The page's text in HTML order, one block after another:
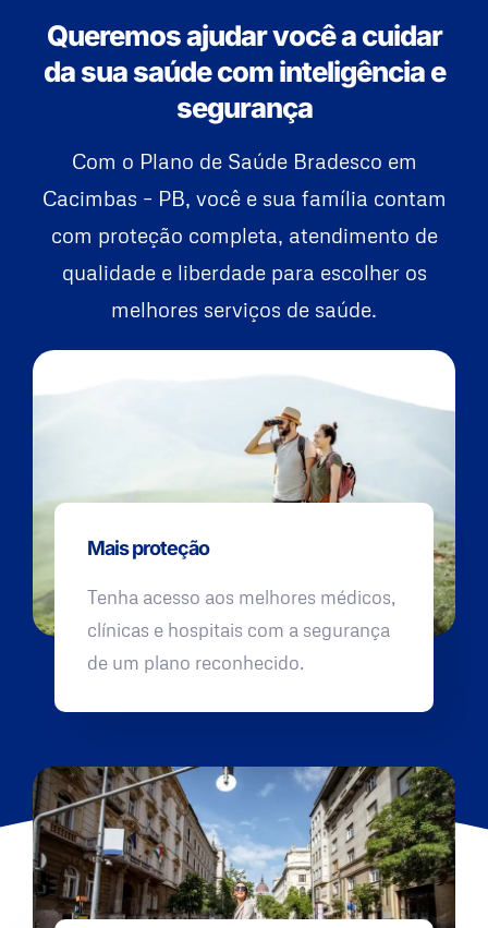
Queremos ajudar você a cuidar
da sua saúde com inteligência e
segurança
Com o Plano de Saúde Bradesco em
Cacimbas – PB, você e sua família contam
com proteção completa, atendimento de
qualidade e liberdade para escolher os
melhores serviços de saúde.
Mais proteção
Tenha acesso aos melhores médicos,
clínicas e hospitais com a segurança
de um plano reconhecido.